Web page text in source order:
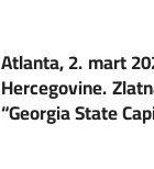
Atlanta, 2. mart
Hercegovine.
“Georgia State